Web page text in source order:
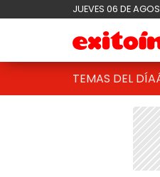
JUEVES 06 DE
TEMAS DEL DÍA